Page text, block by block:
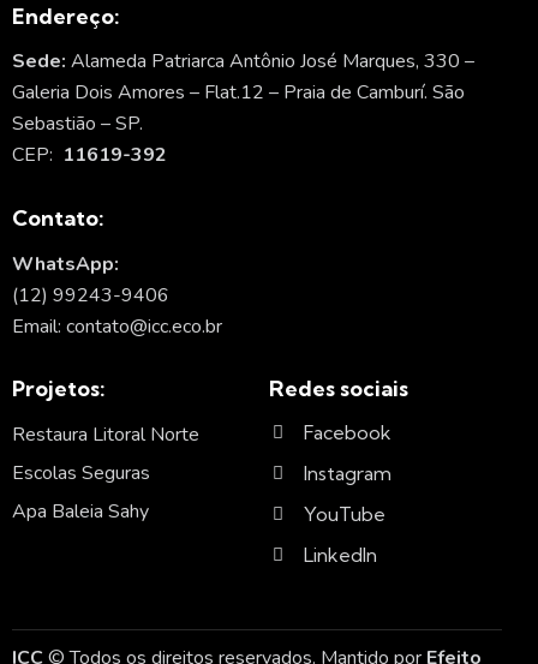
Endereço:
Sede: Alameda Patriarca Antônio José Marques, 330 –
Galeria Dois Amores – Flat.12 – Praia de Camburí. São
Sebastião – SP.
CEP: 11619-392
Contato:
WhatsApp:
(12) 99243-9406
Email: contato@icc.eco.br
Projetos:
Restaura Litoral Norte
Escolas Seguras
Apa Baleia Sahy
Redes sociais
Facebook
Instagram
YouTube
LinkedIn
ICC© Todos os direitos reservados. Mantido por Efeito